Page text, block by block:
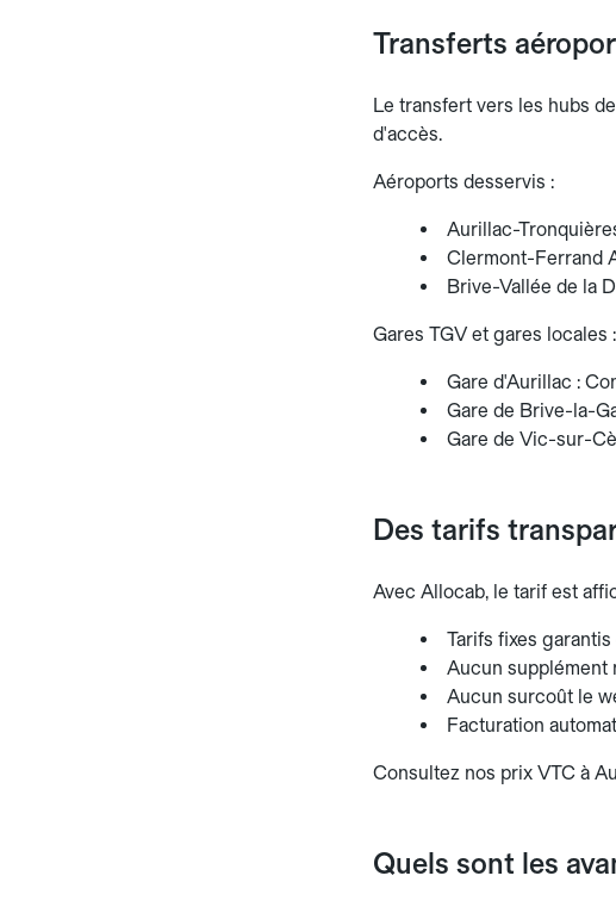
Transferts
Le transfert vers les hubs
d'accès.
Aéroports desservis :
Aurillac-
Clermont-Ferrand
Brive-Vallée de la
Gares TGV et gares locales :
Gare d'Aurillac :
Gare de Brive-la-
Gare de Vic-sur-
Des tarifs
Avec Allocab, le tarif est
Tarifs fixes
Aucun supplément
Aucun surcoût le
Facturation
Consultez nos prix VTC à
Quels sont les